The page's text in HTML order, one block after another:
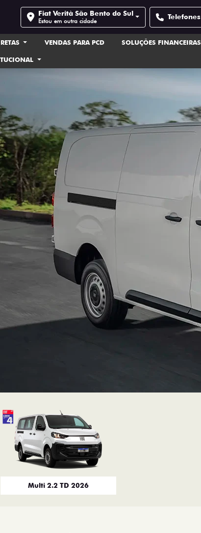
Fiat Verità São Bento do Sul
Estou em outra cidade Telefones
VENDAS PARA PCD SOLUÇÕES FINANCEIRAS
Multi 2.2 TD 2026